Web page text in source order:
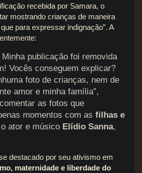
recebida por Samara, o
mostrando crianças de maneira
para expressar indignação”. A
Minha publicação foi removida
Vocês conseguem explicar?
foto de crianças, nem de
amor e minha família”,
as fotos que
momentos com as filhas e
ator e músico Elídio Sanna,
destacado por seu ativismo em
maternidade e liberdade do